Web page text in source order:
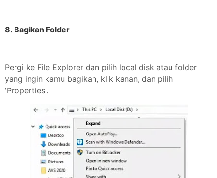
8. Bagikan Folder
Pergi ke File Explorer dan pilih local disk atau folder
yang ingin kamu bagikan, klik kanan, dan pilih
'Properties'.